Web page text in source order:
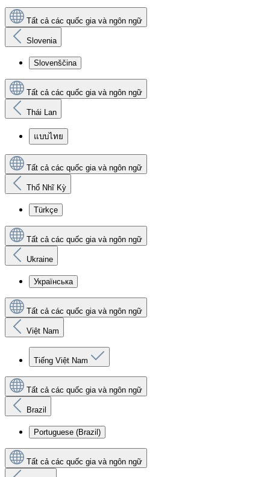
Tất cả các quốc gia và ngôn ngữ
Slovenia
Slovenščina
Tất cả các quốc gia và ngôn ngữ
Thái Lan
แบบไทย
Tất cả các quốc gia và ngôn ngữ
Thổ Nhĩ Kỳ
Türkçe
Tất cả các quốc gia và ngôn ngữ
Ukraine
Українська
Tất cả các quốc gia và ngôn ngữ
Việt Nam
Tiếng Việt Nam
Tất cả các quốc gia và ngôn ngữ
Brazil
Portuguese (Brazil)
Tất cả các quốc gia và ngôn ngữ